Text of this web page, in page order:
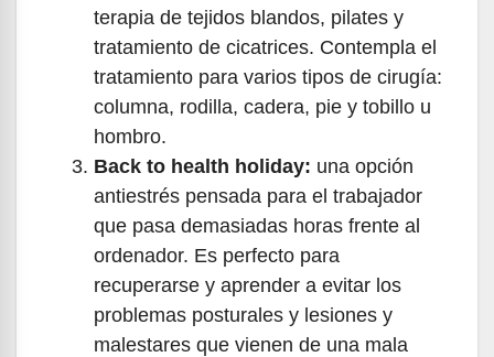
terapia de tejidos blandos, pilates y
tratamiento de cicatrices. Contempla el
tratamiento para varios tipos de cirugía:
columna, rodilla, cadera, pie y tobillo u
hombro.
Back to health holiday: una opción
antiestrés pensada para el trabajador
que pasa demasiadas horas frente al
ordenador. Es perfecto para
recuperarse y aprender a evitar los
problemas posturales y lesiones y
malestares que vienen de una mala